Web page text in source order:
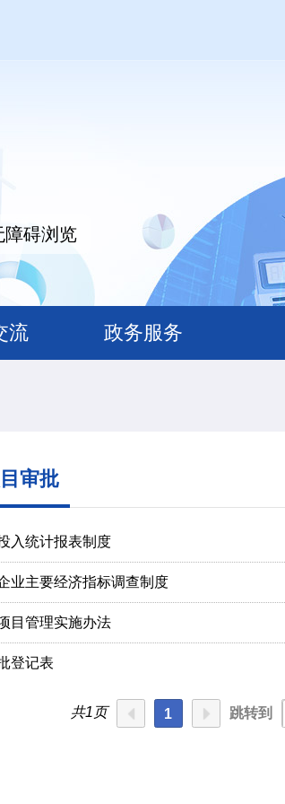
障碍浏览
流 政务服务
审批
入统计报表制度
业主要经济指标调查制度
目管理实施办法
登记表
共1页 1 跳转到